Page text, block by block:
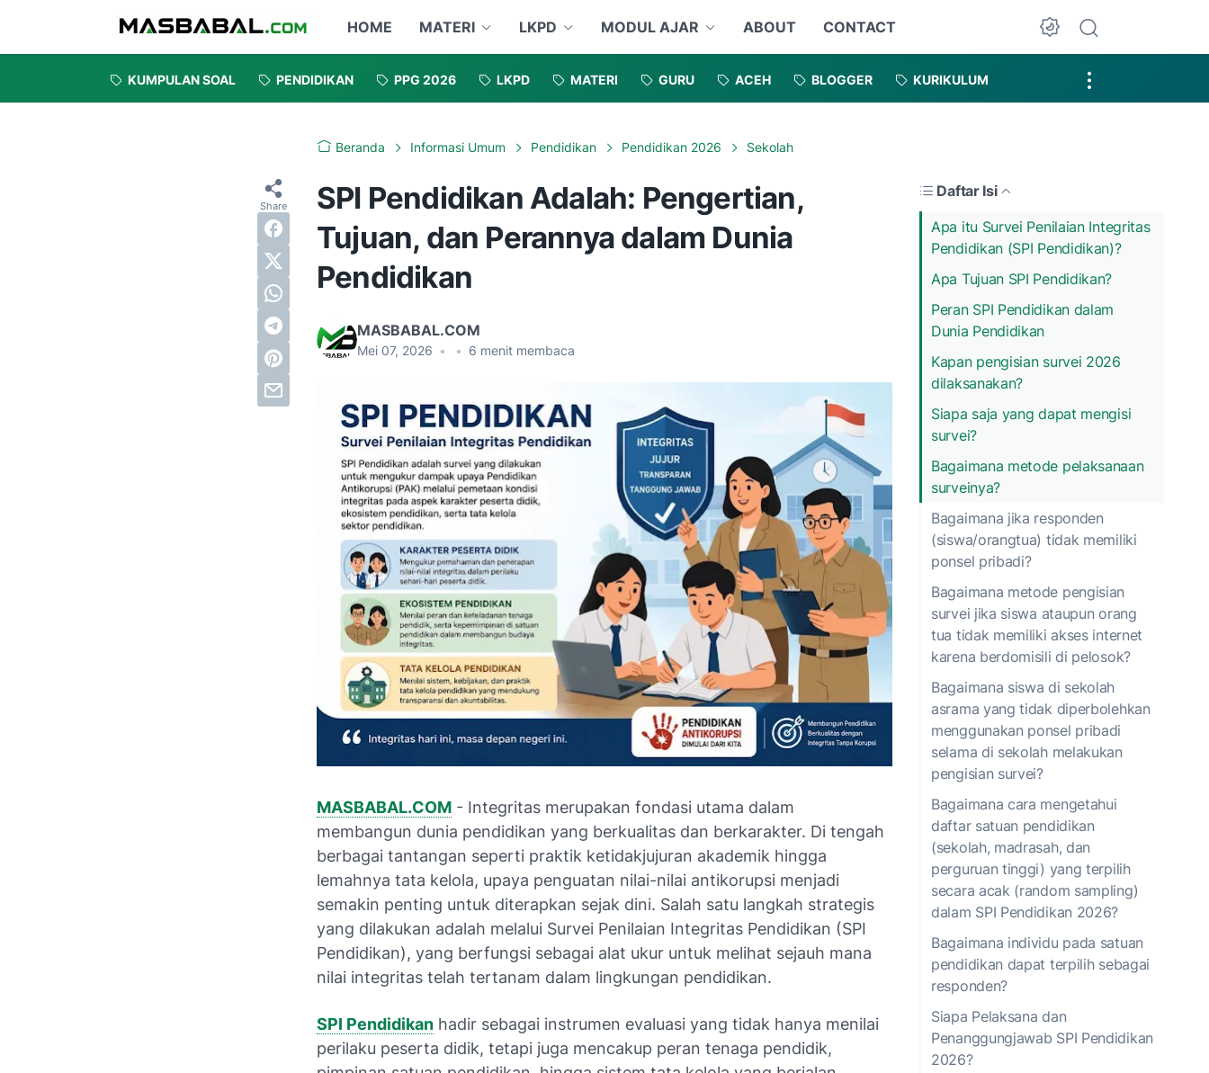
HOME MATERI LKPD MODUL AJAR ABOUT CONTACT
Dark Mode
KUMPULAN SOAL PENDIDIKAN PPG 2026 LKPD MATERI GURU ACEH BLOGGER KURIKULUM
Beranda Informasi Umum Pendidikan Pendidikan 2026 Sekolah
SPI Pendidikan Adalah: Pengertian,
Tujuan, dan Perannya dalam Dunia
Pendidikan
MASBABAL.COM
Mei 07, 2026 • • 6 menit membaca
Daftar Isi
Apa itu Survei Penilaian Integritas
Pendidikan (SPI Pendidikan)?
Apa Tujuan SPI Pendidikan?
Peran SPI Pendidikan dalam
Dunia Pendidikan
Kapan pengisian survei 2026
dilaksanakan?
Siapa saja yang dapat mengisi
survei?
Bagaimana metode pelaksanaan
surveinya?
Bagaimana jika responden
(siswa/orangtua) tidak memiliki
ponsel pribadi?
Bagaimana metode pengisian
survei jika siswa ataupun orang
tua tidak memiliki akses internet
karena berdomisili di pelosok?
Bagaimana siswa di sekolah
asrama yang tidak diperbolehkan
menggunakan ponsel pribadi
selama di sekolah melakukan
pengisian survei?
Bagaimana cara mengetahui
daftar satuan pendidikan
(sekolah, madrasah, dan
perguruan tinggi) yang terpilih
secara acak (random sampling)
dalam SPI Pendidikan 2026?
Bagaimana individu pada satuan
pendidikan dapat terpilih sebagai
responden?
Siapa Pelaksana dan
Penanggungjawab SPI Pendidikan
2026?
MASBABAL.COM - Integritas merupakan fondasi utama dalam
membangun dunia pendidikan yang berkualitas dan berkarakter. Di tengah
berbagai tantangan seperti praktik ketidakjujuran akademik hingga
lemahnya tata kelola, upaya penguatan nilai-nilai antikorupsi menjadi
semakin penting untuk diterapkan sejak dini. Salah satu langkah strategis
yang dilakukan adalah melalui Survei Penilaian Integritas Pendidikan (SPI
Pendidikan), yang berfungsi sebagai alat ukur untuk melihat sejauh mana
nilai integritas telah tertanam dalam lingkungan pendidikan.
SPI Pendidikan hadir sebagai instrumen evaluasi yang tidak hanya menilai
perilaku peserta didik, tetapi juga mencakup peran tenaga pendidik,